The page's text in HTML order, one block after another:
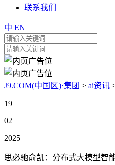
联系我们
中 EN
J9.COM(中国区)·集团 > ai资讯
19
02
2025
思必驰俞凯：分布式大模型智